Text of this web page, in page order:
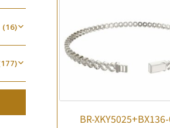
BR-
(6)
(6)
(6)
(3)
(5)
(3)
(71)
(26)
(12)
(17)
(8)
(8)
(27)
(15)
(8)
(16)
(16)
(30)